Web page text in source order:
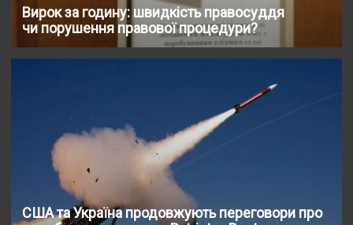
Вирок за годину: швидкість правосуддя
чи порушення правової процедури?
США та Україна продовжують переговори про